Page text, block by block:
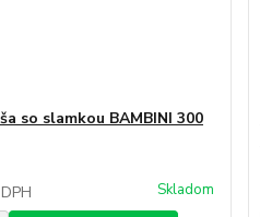
so slamkou BAMBINI 300
Skladom